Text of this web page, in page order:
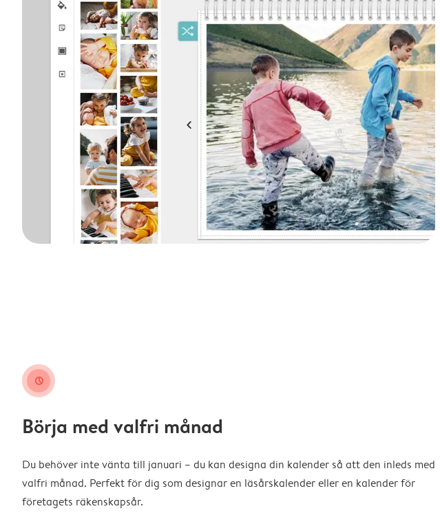
clock
Börja med valfri månad
Du behöver inte vänta till januari – du kan designa din kalender så att den inleds med
valfri månad. Perfekt för dig som designar en läsårskalender eller en kalender för
företagets räkenskapsår.